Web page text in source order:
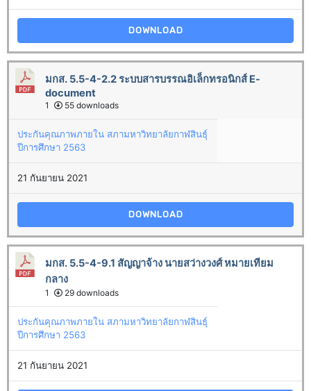
DOWNLOAD
มกส. 5.5-4-2.2 ระบบสารบรรณอิเล็กทรอนิกส์ E-
document
1 55 downloads
ประกันคุณภาพภายใน สภามหาวิทยาลัยกาฬสินธุ์
ปีการศึกษา 2563
21 กันยายน 2021
DOWNLOAD
มกส. 5.5-4-9.1 สัญญาจ้าง นายสว่างวงศ์ หมายเทียม
กลาง
1 29 downloads
ประกันคุณภาพภายใน สภามหาวิทยาลัยกาฬสินธุ์
ปีการศึกษา 2563
21 กันยายน 2021